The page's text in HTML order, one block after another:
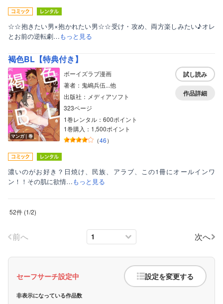
☆☆抱きたい男×抱かれたい男☆☆受け・攻め、両方楽しみたい♪オレ
とお前の逆転劇…もっと見る
褐色BL【特典付き】
マンガ｜巻
ボーイズラブ漫画
著者：鬼嶋兵伍...他
出版社：メディアソフト
323ページ
1巻レンタル：600ポイント
1巻購入：1,500ポイント
（46）
試し読み
作品詳細
濃いのがお好き？日焼け、民族、アラブ、この1冊にオールインワ
ン！！その肌に欲情…もっと見る
52件 (1/2)
前へ 次へ
セーフサーチ設定中 設定を変更する
非表示になっている作品数